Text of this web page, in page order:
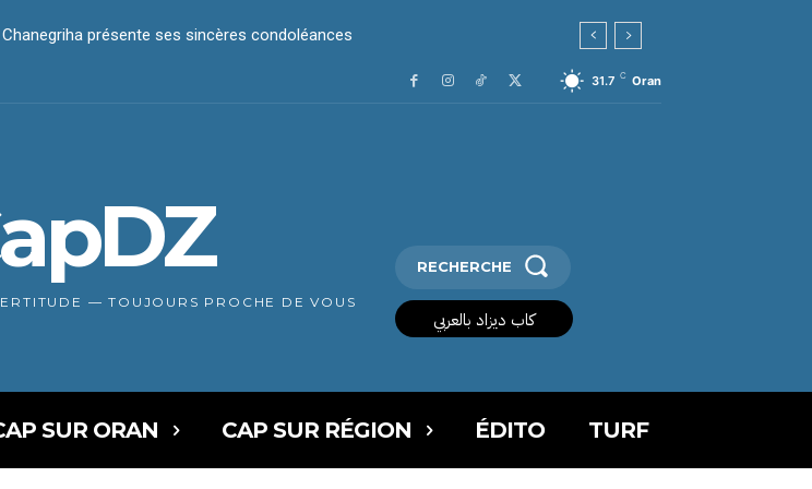
présente ses sincères condoléances
présente ses condoléances
31.7 C Oran
— TOUJOURS PROCHE DE VOUS
RECHERCHE
كاب ديزاد بالعربي
SUR ORAN CAP SUR RÉGION ÉDITO TURF